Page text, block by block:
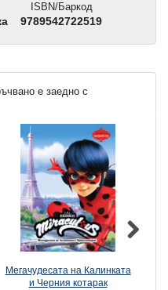
ISBN/Баркод
9789542722519
е заедно с
Мегачудесата на Калинката
и Черния котарак